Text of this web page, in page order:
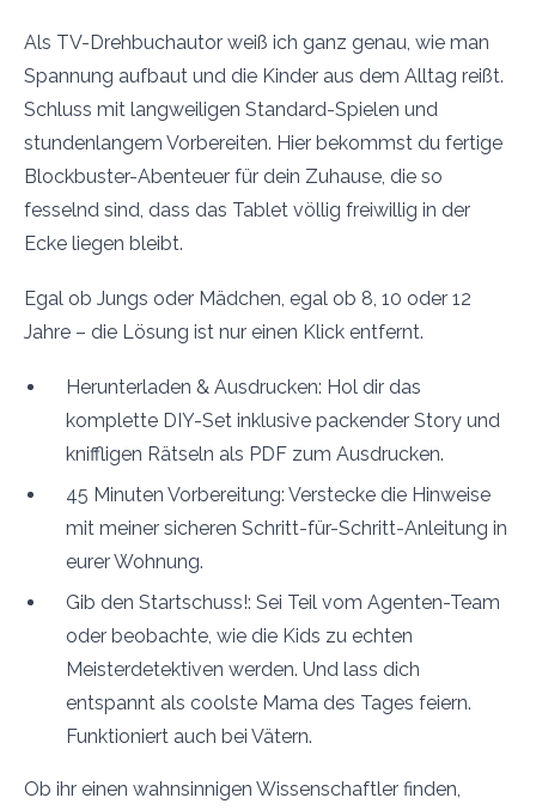
Als TV-Drehbuchautor weiß ich ganz genau, wie man
Spannung aufbaut und die Kinder aus dem Alltag reißt.
Schluss mit langweiligen Standard-Spielen und
stundenlangem Vorbereiten. Hier bekommst du fertige
Blockbuster-Abenteuer für dein Zuhause, die so
fesselnd sind, dass das Tablet völlig freiwillig in der
Ecke liegen bleibt.
Egal ob Jungs oder Mädchen, egal ob 8, 10 oder 12
Jahre – die Lösung ist nur einen Klick entfernt.
Herunterladen & Ausdrucken: Hol dir das
komplette DIY-Set inklusive packender Story und
kniffligen Rätseln als PDF zum Ausdrucken.
45 Minuten Vorbereitung: Verstecke die Hinweise
mit meiner sicheren Schritt-für-Schritt-Anleitung in
eurer Wohnung.
Gib den Startschuss!: Sei Teil vom Agenten-Team
oder beobachte, wie die Kids zu echten
Meisterdetektiven werden. Und lass dich
entspannt als coolste Mama des Tages feiern.
Funktioniert auch bei Vätern.
Ob ihr einen wahnsinnigen Wissenschaftler finden,